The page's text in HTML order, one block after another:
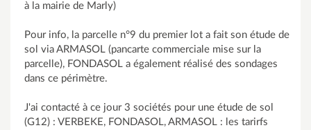
à la mairie de Marly)
Pour info, la parcelle n°9 du premier lot a fait son étude de
sol via ARMASOL (pancarte commerciale mise sur la
parcelle), FONDASOL a également réalisé des sondages
dans ce périmètre.
J'ai contacté à ce jour 3 sociétés pour une étude de sol
(G12) : VERBEKE, FONDASOL, ARMASOL : les tarirfs